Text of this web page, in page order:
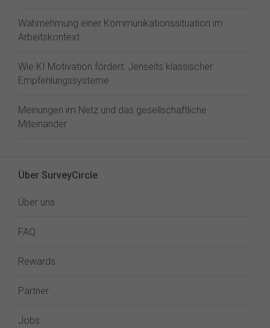
Wahrnehmung einer Kommunikationssituation im
Arbeitskontext
Wie KI Motivation fördert: Jenseits klassischer
Empfehlungssysteme
Meinungen im Netz und das gesellschaftliche
Miteinander
Über SurveyCircle
Über uns
FAQ
Rewards
Partner
Jobs